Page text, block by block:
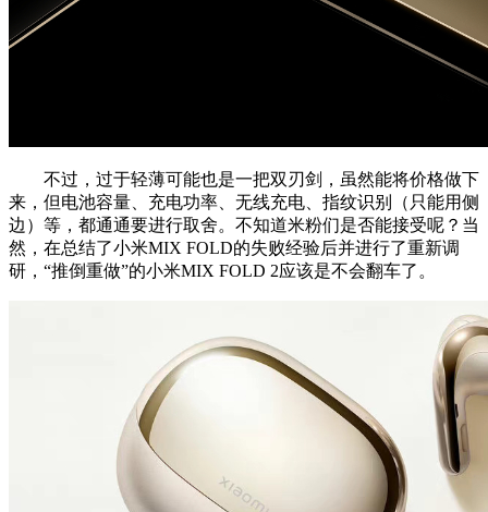
不过，过于轻薄可能也是一把双刃剑，虽然能将价格做下
来，但电池容量、充电功率、无线充电、指纹识别（只能用侧
边）等，都通通要进行取舍。不知道米粉们是否能接受呢？当
然，在总结了小米MIX FOLD的失败经验后并进行了重新调
研，“推倒重做”的小米MIX FOLD 2应该是不会翻车了。